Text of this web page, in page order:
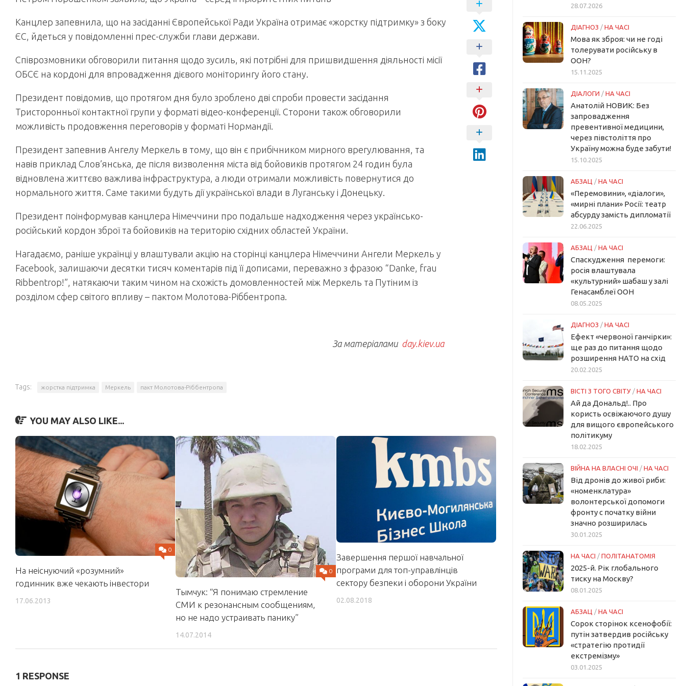
Канцлер запевнила, що на засіданні Європейської Ради Україна отримає «жорстку підтримку» з боку
ЄС, йдеться у повідомленні прес-служби глави держави.
Співрозмовники обговорили питання щодо зусиль, які потрібні для пришвидшення діяльності місії
ОБСЄ на кордоні для впровадження дієвого моніторингу його стану.
Президент повідомив, що протягом дня було зроблено дві спроби провести засідання
Тристоронньої контактної групи у форматі відео-конференції. Сторони також обговорили
можливість продовження переговорів у форматі Нормандії.
Президент запевнив Ангелу Меркель в тому, що він є прибічником мирного врегулювання, та
навів приклад Слов’янська, де після визволення міста від бойовиків протягом 24 годин була
відновлена життєво важлива інфраструктура, а люди отримали можливість повернутися до
нормального життя. Саме такими будуть дії української влади в Луганську і Донецьку.
Президент поінформував канцлера Німеччини про подальше надходження через українсько-
російський кордон зброї та бойовиків на територію східних областей України.
Нагадаємо, раніше українці у влаштували акцію на сторінці канцлера Німеччини Ангели Меркель у
Facebook, залишаючи десятки тисяч коментарів під її дописами, переважно з фразою “Danke, frau
Ribbentrop!”, натякаючи таким чином на схожість домовленностей між Меркель та Путіним із
розділом сфер світого впливу – пактом Молотова-Ріббентропа.
За матеріалами day.kiev.ua
Tags: жорстка підтримка Меркель пакт Молотова-Ріббентропа
YOU MAY ALSO LIKE...
0
На неіснуючий «розумний»
годинник вже чекають інвестори
17.06.2013
0
Тымчук: “Я понимаю стремление
СМИ к резонансным сообщениям,
но не надо устраивать панику”
14.07.2014
Завершення першої навчальної
програми для топ-управлінців
сектору безпеки і оборони України
02.08.2018
1 RESPONSE
28.07.2026
ДІАГНОЗ / НА ЧАСІ
Мова як зброя: чи не годі
толерувати російську в
ООН?
15.11.2025
ДІАЛОГИ / НА ЧАСІ
Анатолій НОВИК: Без
запровадження
превентивної медицини,
через півстоліття про
Україну можна буде забути!
15.10.2025
АБЗАЦ / НА ЧАСІ
«Перемовини», «діалоги»,
«мирні плани» Росії: театр
абсурду замість дипломатії
22.06.2025
АБЗАЦ / НА ЧАСІ
Спаскудження перемоги:
росія влаштувала
«культурний» шабаш у залі
Генасамблеї ООН
08.05.2025
ДІАГНОЗ / НА ЧАСІ
Ефект «червоної ганчірки»:
ще раз до питання щодо
розширення НАТО на схід
20.02.2025
ВІСТІ З ТОГО СВІТУ / НА ЧАСІ
Ай да Дональд!.. Про
користь освіжаючого душу
для вищого європейського
політикуму
18.02.2025
ВІЙНА НА ВЛАСНІ ОЧІ / НА ЧАСІ
Від дронів до живої риби:
«номенклатура»
волонтерської допомоги
фронту с початку війни
значно розширилась
30.01.2025
НА ЧАСІ / ПОЛІТАНАТОМІЯ
2025-й. Рік глобального
тиску на Москву?
08.01.2025
АБЗАЦ / НА ЧАСІ
Сорок сторінок ксенофобії:
путін затвердив російську
«стратегію протидії
екстремізму»
03.01.2025